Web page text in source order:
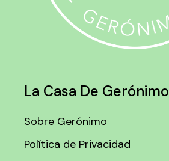
La Casa De Gerónimo
Sobre Gerónimo
Política de Privacidad